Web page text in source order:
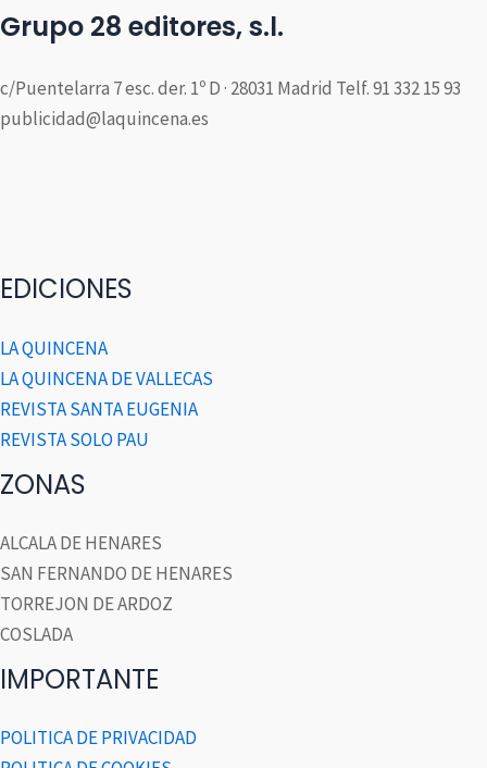
Grupo 28 editores, s.l.
c/Puentelarra 7 esc. der. 1º D · 28031 Madrid Telf. 91 332 15 93
publicidad@laquincena.es
EDICIONES
LA QUINCENA
LA QUINCENA DE VALLECAS
REVISTA SANTA EUGENIA
REVISTA SOLO PAU
ZONAS
ALCALA DE HENARES
SAN FERNANDO DE HENARES
TORREJON DE ARDOZ
COSLADA
IMPORTANTE
POLITICA DE PRIVACIDAD